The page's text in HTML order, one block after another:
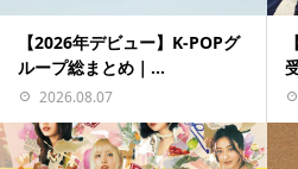
【2026年デビュー】K-POPグ
ループ総まとめ｜...
2026.08.07